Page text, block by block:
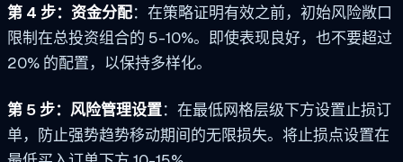
第 4 步：资金分配：在策略证明有效之前，初始风险敞口
限制在总投资组合的 5-10%。即使表现良好，也不要超过
20% 的配置，以保持多样化。
第 5 步：风险管理设置：在最低网格层级下方设置止损订
单，防止强势趋势移动期间的无限损失。将止损点设置在